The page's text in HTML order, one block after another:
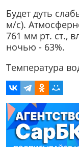
Будет дуть
м/с).
761 мм рт. ст.,
ночью - 63%.
Температура